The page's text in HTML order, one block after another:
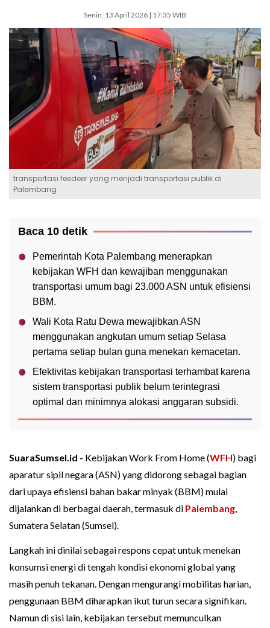
Senin, 13 April 2026 | 17:35 WIB
transportasi feedeer yang menjadi transportasi publik di
Palembang
Baca 10 detik
Pemerintah Kota Palembang menerapkan
kebijakan WFH dan kewajiban menggunakan
transportasi umum bagi 23.000 ASN untuk efisiensi
BBM.
Wali Kota Ratu Dewa mewajibkan ASN
menggunakan angkutan umum setiap Selasa
pertama setiap bulan guna menekan kemacetan.
Efektivitas kebijakan transportasi terhambat karena
sistem transportasi publik belum terintegrasi
optimal dan minimnya alokasi anggaran subsidi.
SuaraSumsel.id - Kebijakan Work From Home (WFH) bagi
aparatur sipil negara (ASN) yang didorong sebagai bagian
dari upaya efisiensi bahan bakar minyak (BBM) mulai
dijalankan di berbagai daerah, termasuk di Palembang,
Sumatera Selatan (Sumsel).
Langkah ini dinilai sebagai respons cepat untuk menekan
konsumsi energi di tengah kondisi ekonomi global yang
masih penuh tekanan. Dengan mengurangi mobilitas harian,
penggunaan BBM diharapkan ikut turun secara signifikan.
Namun di sisi lain, kebijakan tersebut memunculkan